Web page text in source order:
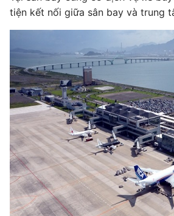
tiện kết nối giữa sân bay và trung